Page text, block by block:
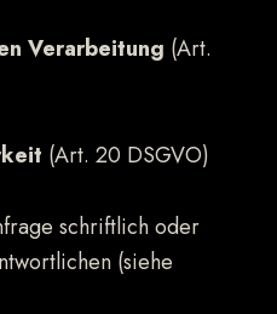
Verarbeitung (Art.
(Art. 20 DSGVO)
schriftlich oder
(siehe